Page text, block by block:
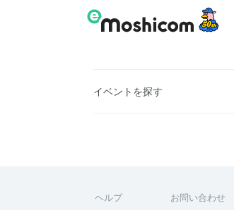
イベントを探す
ヘルプ お問い合わせ